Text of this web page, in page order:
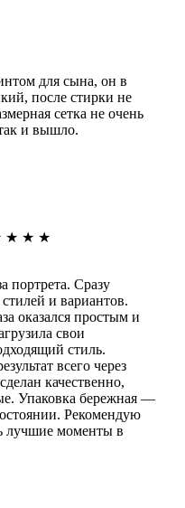
для сына, он в
после стирки не
сетка не очень
и вышло.
★ ★ ★
портрета. Сразу
и вариантов.
оказался простым и
свои
стиль.
всего через
качественно,
Упаковка бережная —
Рекомендую
лучшие моменты в